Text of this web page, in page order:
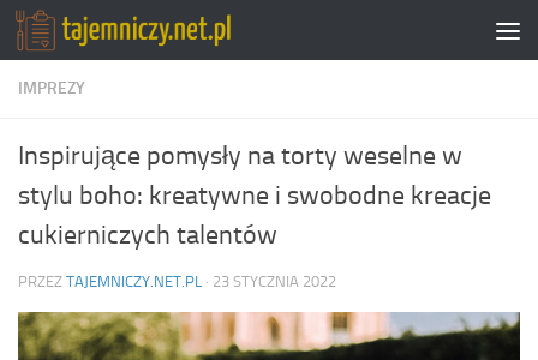
Przejdź do treści
IMPREZY
Inspirujące pomysły na torty weselne w
stylu boho: kreatywne i swobodne kreacje
cukierniczych talentów
PRZEZ TAJEMNICZY.NET.PL · 23 STYCZNIA 2022